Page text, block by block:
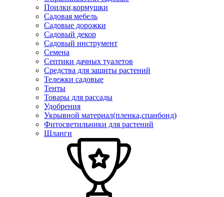
Поилки,кормушки
Садовая мебель
Садовые дорожки
Садовый декор
Садовый инструмент
Семена
Септики дачных туалетов
Средства для защиты растений
Тележки садовые
Тенты
Товары для рассады
Удобрения
Укрывной материал(пленка,спанбонд)
Фитосветильники для растений
Шланги